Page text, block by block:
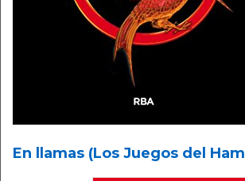
En llamas (Los Juegos del